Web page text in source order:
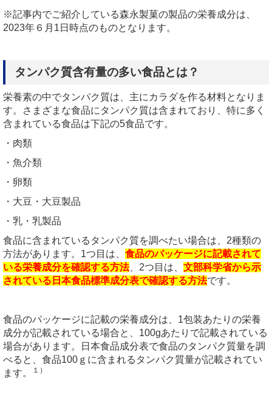
※記事内でご紹介している森永製菓の製品の栄養成分は、
2023年６月 1 日時点のものとなります。
タンパク質含有量の多い食品とは？
栄養素の中でタンパク質は、主にカラダを作る材料となりま
す。さまざまな食品にタンパク質は含まれており、特に多く
含まれている食品は下記の5食品です。
・肉類
・魚介類
・卵類
・大豆・大豆製品
・乳・乳製品
食品に含まれているタンパク質を調べたい場合は、2種類の
方法があります。1つ目は、 食品のパッケージに記載されて
いる栄養成分を確認する方法、2つ目は、 文部科学省から示
されている日本食品標準成分表で確認する方法です。
食品のパッケージに記載の栄養成分は、 1包装あたりの栄養
成分が記載されている場合と、 100gあたりで記載されている
場合があります。日本食品成分表で食品のタンパク質量を調
べると、食品100 ｇに含まれるタンパク質量が記載されてい
ます。
１）